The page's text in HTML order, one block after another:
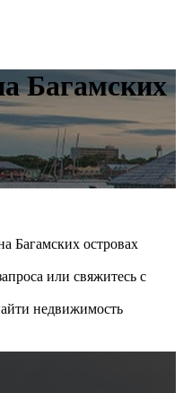
Багамских
Багамских островах
или свяжитесь с
недвижимость